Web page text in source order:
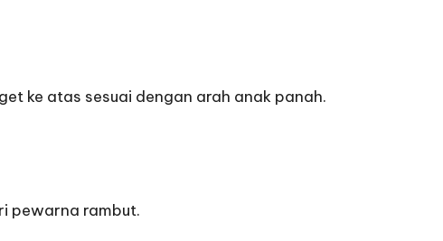
ke atas sesuai dengan arah anak panah.
pewarna rambut.